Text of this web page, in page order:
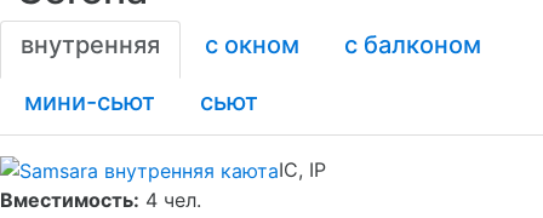
внутренняя с окном
с балконом
мини-сьют
сьют
IC, IP
Вместимость: 4 чел.